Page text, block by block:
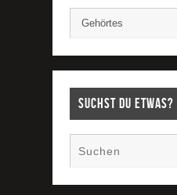
Suchst Du etwas?